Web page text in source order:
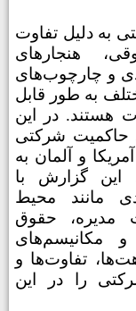
به دلیل تفاوت
هنجارهای
و چارچوب‌های
به طور قابل
هستند. در این
حاکمیت شرکتی
و آلمان به
این گزارش با
مانند محیط
مدیره، حقوق
و مکانیسم‌های
تفاوت‌ها و
را در این